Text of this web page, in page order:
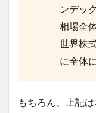
ンデッ
相場全
世界株
に全体
もちろん、上記